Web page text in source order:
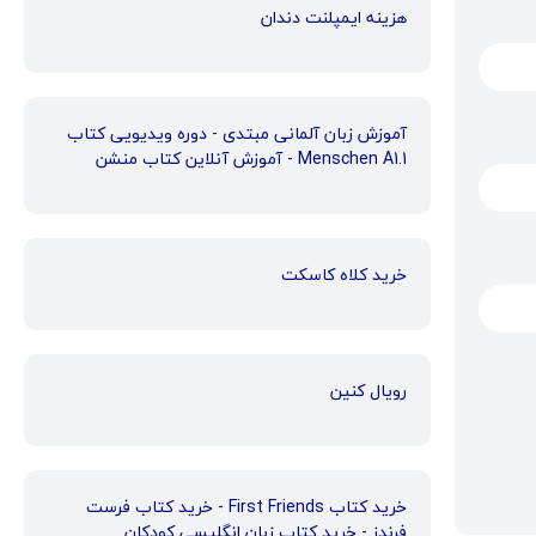
هزینه ایمپلنت دندان
آموزش زبان آلمانی مبتدی - دوره ویدیویی کتاب
Menschen A1.1 - آموزش آنلاین کتاب منشن
خرید کلاه کاسکت
رویال کنین
خرید کتاب First Friends - خرید کتاب فرست